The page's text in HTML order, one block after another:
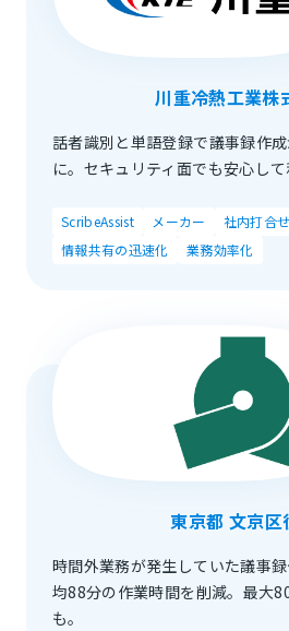
川重冷熱工業株
話者識別と単語登録で議事録作
に。セキュリティ面でも安心して
ScribeAssist メーカー 社内打合せ
情報共有の迅速化
業務効率化
東京都 文京区
時間外業務が発生していた議事
均88分の作業時間を削減。最大
も。